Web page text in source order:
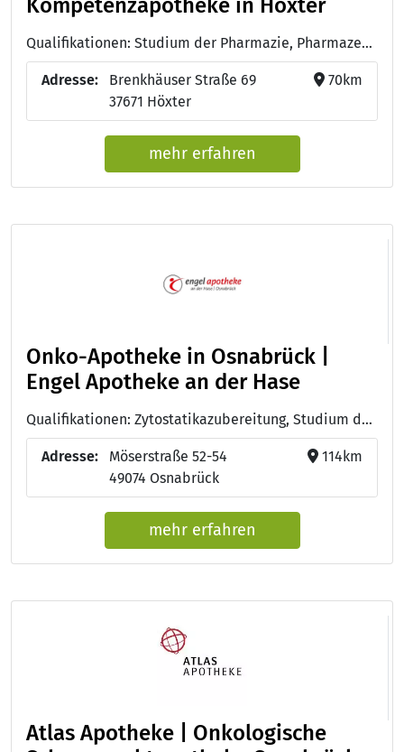
Qualifikationen: Studium der Pharmazie, Pharmazeutisch-technische/r Assistent/in - PTA
Adresse:
Brenkhäuser Straße 69
37671 Höxter
70km
mehr erfahren
Onko-Apotheke in Osnabrück |
Engel Apotheke an der Hase
Qualifikationen: Zytostatikazubereitung, Studium der Pharmazie (Apotheker:in), Onkologische Pharmazie
Adresse:
Möserstraße 52-54
49074 Osnabrück
114km
mehr erfahren
Atlas Apotheke | Onkologische